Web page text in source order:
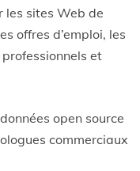
les sites Web de
offres d’emploi, les
et
open source
commerciaux